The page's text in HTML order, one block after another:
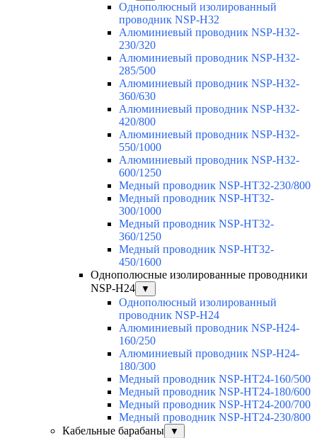
Однополюсный изолированный
проводник NSP-H32
Алюминиевый проводник NSP-H32-
230/320
Алюминиевый проводник NSP-H32-
285/500
Алюминиевый проводник NSP-H32-
360/630
Алюминиевый проводник NSP-H32-
420/800
Алюминиевый проводник NSP-H32-
550/1000
Алюминиевый проводник NSP-H32-
600/1250
Медный проводник NSP-HT32-230/800
Медный проводник NSP-HT32-
300/1000
Медный проводник NSP-HT32-
360/1250
Медный проводник NSP-HT32-
450/1600
Однополюсные изолированные проводники
NSP-H24
▼
Однополюсный изолированный
проводник NSP-H24
Алюминиевый проводник NSP-H24-
160/250
Алюминиевый проводник NSP-H24-
180/300
Медный проводник NSP-HT24-160/500
Медный проводник NSP-HT24-180/600
Медный проводник NSP-HT24-200/700
Медный проводник NSP-HT24-230/800
Кабельные барабаны
▼